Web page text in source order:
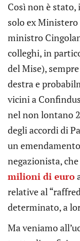
Così non è
solo ex
ministro
colleghi, in
del Mise),
destra e
vicini a
nel non lontano
degli accordi di
un
negazionista,
milioni di euro
relative al
determinato, a
Ma veniamo